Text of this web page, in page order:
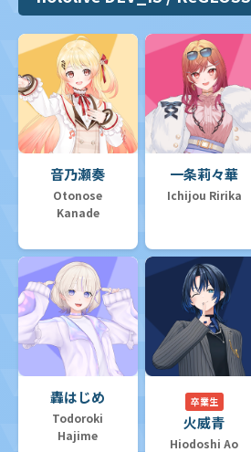
音乃瀬奏
Otonose
Kanade
一条莉々華
Ichijou Ririka
轟はじめ
Todoroki
Hajime
卒業生
火威青
Hiodoshi Ao